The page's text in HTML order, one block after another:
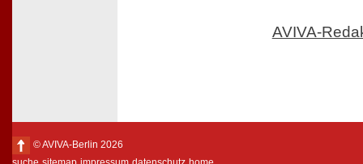
AVIVA-
© AVIVA-Berlin 2026